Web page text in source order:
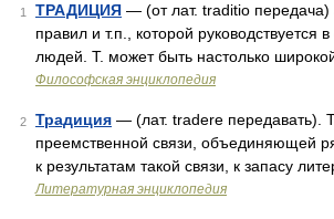
1 ТРАДИЦИЯ — (от лат. traditio
правил и т.п., которой
людей. Т. может быть настолько
Философская энциклопедия
2 Традиция — (лат. tradere передавать).
преемственной связи, объединяющей
к результатам такой связи, к запасу
Литературная энциклопедия